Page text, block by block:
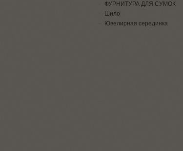
ФУРНИТУРА ДЛЯ СУМОК
Шило
Ювелирная серединка